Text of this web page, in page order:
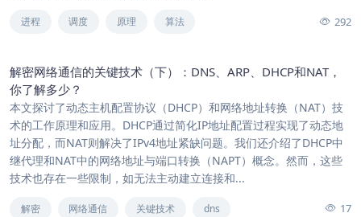
进程 调度 原理 算法 292
解密网络通信的关键技术（下）：DNS、ARP、DHCP和NAT，
你了解多少？
本文探讨了动态主机配置协议（DHCP）和网络地址转换（NAT）技
术的工作原理和应用。DHCP通过简化IP地址配置过程实现了动态地
址分配，而NAT则解决了IPv4地址紧缺问题。我们还介绍了DHCP中
继代理和NAT中的网络地址与端口转换（NAPT）概念。然而，这些
技术也存在一些限制，如无法主动建立连接和...
解密 网络通信 关键技术 dns 17